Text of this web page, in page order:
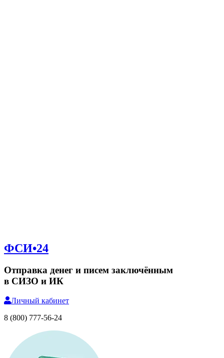
ФСИ•24
Отправка денег и писем заключённым
в СИЗО и ИК
Личный кабинет
8 (800) 777-56-24